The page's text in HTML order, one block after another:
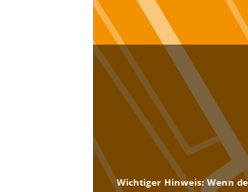
Wichtiger Hinweis:Wenn